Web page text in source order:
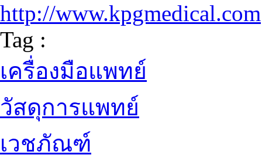
http://www.kpgmedical.com
Tag :
เครื่องมือแพทย์
วัสดุการแพทย์
เวชภัณฑ์